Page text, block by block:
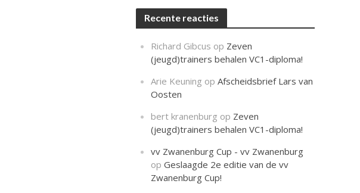
Recente reacties
Richard Gibcus op Zeven
(jeugd)trainers behalen VC1-diploma!
Arie Keuning opAfscheidsbrief Lars van
Oosten
bert kranenburg op Zeven
(jeugd)trainers behalen VC1-diploma!
vv Zwanenburg Cup - vv Zwanenburg
opGeslaagde 2e editie van de vv
Zwanenburg Cup!